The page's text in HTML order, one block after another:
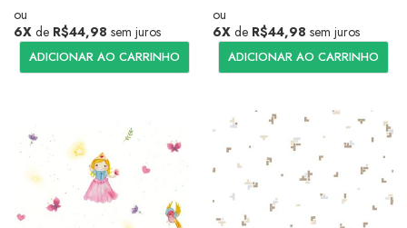
ou
6X de R$44,98 sem juros
ADICIONAR AO CARRINHO
ou
6X de R$44,98 sem juros
ADICIONAR AO CARRINHO